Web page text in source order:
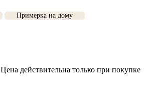
Примерка на дому
Цена действительна только при покупке